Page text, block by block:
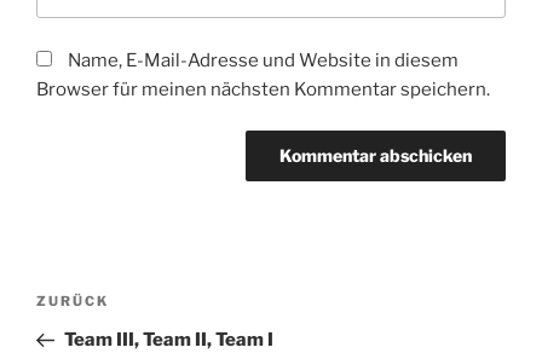
Name, E-Mail-Adresse und Website in diesem
Browser für meinen nächsten Kommentar speichern.
Beitragsnavigation
Vorheriger
Beitrag
ZURÜCK
Team III, Team II, Team I